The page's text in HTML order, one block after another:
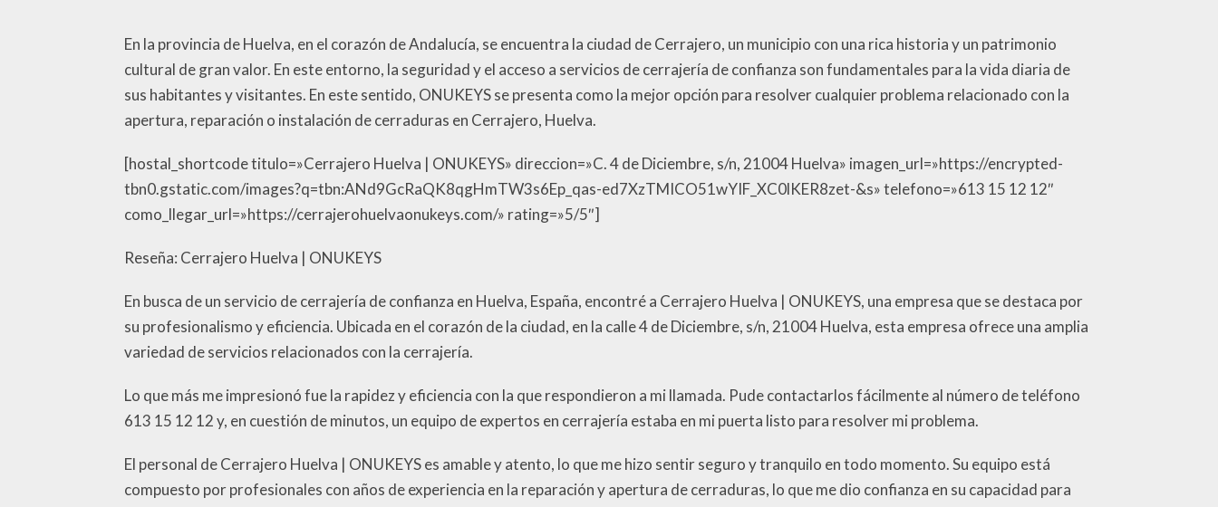
En la provincia de Huelva, en el corazón de Andalucía, se encuentra la ciudad de Cerrajero, un municipio con una rica historia y un patrimonio
cultural de gran valor. En este entorno, la seguridad y el acceso a servicios de cerrajería de confianza son fundamentales para la vida diaria de
sus habitantes y visitantes. En este sentido, ONUKEYS se presenta como la mejor opción para resolver cualquier problema relacionado con la
apertura, reparación o instalación de cerraduras en Cerrajero, Huelva.
[hostal_shortcode titulo=»Cerrajero Huelva | ONUKEYS» direccion=»C. 4 de Diciembre, s/n, 21004 Huelva» imagen_url=»https://encrypted-
tbn0.gstatic.com/images?q=tbn:ANd9GcRaQK8qgHmTW3s6Ep_qas-ed7XzTMICO51wYIF_XC0lKER8zet-&s» telefono=»613 15 12 12″
como_llegar_url=»https://cerrajerohuelvaonukeys.com/» rating=»5/5″]
Reseña: Cerrajero Huelva | ONUKEYS
En busca de un servicio de cerrajería de confianza en Huelva, España, encontré a Cerrajero Huelva | ONUKEYS, una empresa que se destaca por
su profesionalismo y eficiencia. Ubicada en el corazón de la ciudad, en la calle 4 de Diciembre, s/n, 21004 Huelva, esta empresa ofrece una amplia
variedad de servicios relacionados con la cerrajería.
Lo que más me impresionó fue la rapidez y eficiencia con la que respondieron a mi llamada. Pude contactarlos fácilmente al número de teléfono
613 15 12 12 y, en cuestión de minutos, un equipo de expertos en cerrajería estaba en mi puerta listo para resolver mi problema.
El personal de Cerrajero Huelva | ONUKEYS es amable y atento, lo que me hizo sentir seguro y tranquilo en todo momento. Su equipo está
compuesto por profesionales con años de experiencia en la reparación y apertura de cerraduras, lo que me dio confianza en su capacidad para